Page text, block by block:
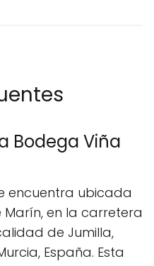
Bodega Viña
encuentra ubicada
Marín, en la carretera
de Jumilla,
España. Esta